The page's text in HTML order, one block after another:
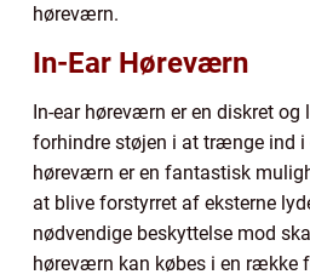
høreværn.
In-Ear Høreværn
In-ear høreværn er en diskret og
forhindre støjen i at trænge ind i
høreværn er en fantastisk
at blive forstyrret af eksterne
nødvendige beskyttelse mod
høreværn kan købes i en række